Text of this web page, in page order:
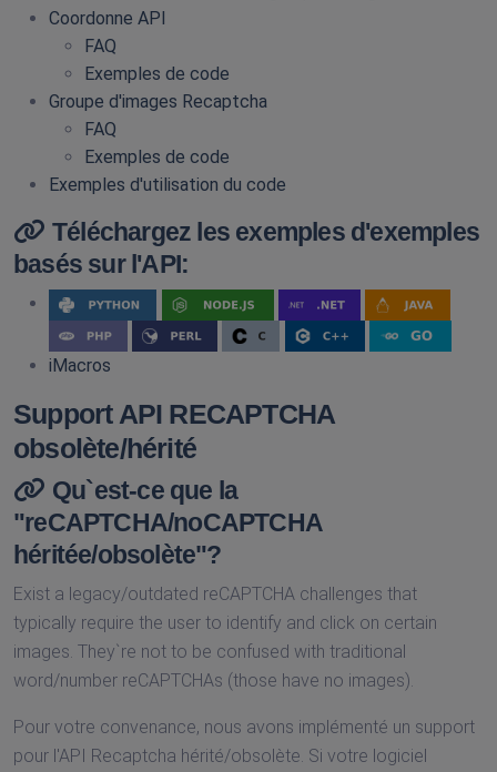
Coordonne API
FAQ
Exemples de code
Groupe d'images Recaptcha
FAQ
Exemples de code
Exemples d'utilisation du code
Téléchargez les exemples d'exemples
basés sur l'API:
iMacros
Support API RECAPTCHA
obsolète/hérité
Qu`est-ce que la
"reCAPTCHA/noCAPTCHA
héritée/obsolète"?
Exist a legacy/outdated reCAPTCHA challenges that
typically require the user to identify and click on certain
images. They`re not to be confused with traditional
word/number reCAPTCHAs (those have no images).
Pour votre convenance, nous avons implémenté un support
pour l'API Recaptcha hérité/obsolète. Si votre logiciel